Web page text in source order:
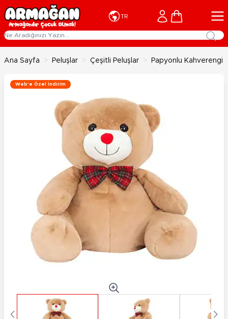
İçeriğe geç
TR Cart
Ana Sayfa > Peluşlar > Çeşitli Peluşlar > Papyonlu Kahverengi
Web'e Özel İndirim